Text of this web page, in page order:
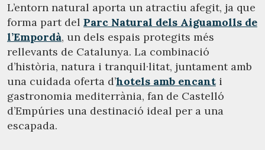
L’entorn natural aporta un atractiu afegit, ja que
forma part del Parc Natural dels Aiguamolls de
l’Empordà, un dels espais protegits més
rellevants de Catalunya. La combinació
d’història, natura i tranquil·litat, juntament amb
una cuidada oferta d’hotels amb encant i
gastronomia mediterrània, fan de Castelló
d’Empúries una destinació ideal per a una
escapada.